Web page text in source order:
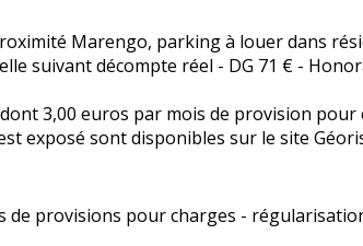
Marengo, parking à louer dans
suivant décompte réel - DG 71 € -
3,00 euros par mois de provision
exposé sont disponibles sur le site
de provisions pour charges -